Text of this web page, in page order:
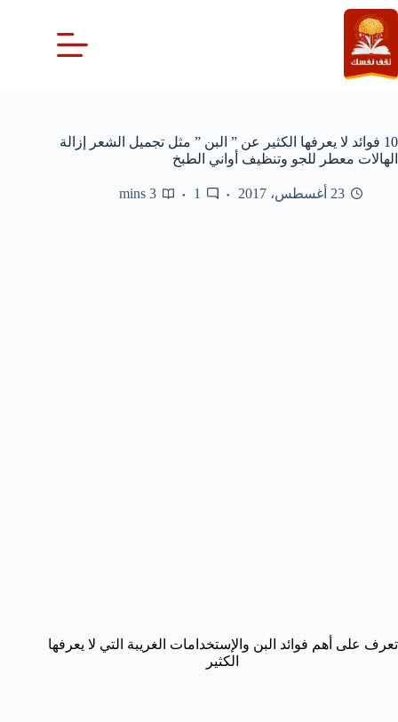
التجاوز
إلى
المحتوى
10 فوائد لا يعرفها الكثير عن ” البن ” مثل تجميل الشعر إزالة
الهالات معطر للجو وتنظيف أواني الطبخ
23 أغسطس، 2017 1
3 mins
تعرف على أهم فوائد البن والإستخدامات الغريبة التي لا يعرفها
الكثير